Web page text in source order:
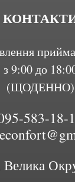
з 9:00 до
(ЩОДЕННО)
583-18-
Велика